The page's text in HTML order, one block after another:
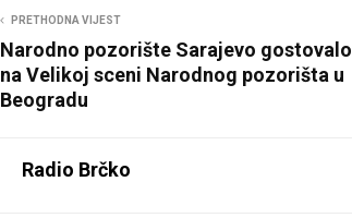
PRETHODNA VIJEST
Narodno pozorište Sarajevo gostovalo
na Velikoj sceni Narodnog pozorišta u
Beogradu
Radio Brčko